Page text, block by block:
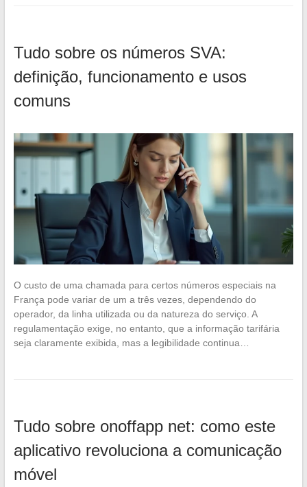
Tudo sobre os números SVA:
definição, funcionamento e usos
comuns
O custo de uma chamada para certos números especiais na
França pode variar de um a três vezes, dependendo do
operador, da linha utilizada ou da natureza do serviço. A
regulamentação exige, no entanto, que a informação tarifária
seja claramente exibida, mas a legibilidade continua…
Tudo sobre onoffapp net: como este
aplicativo revoluciona a comunicação
móvel